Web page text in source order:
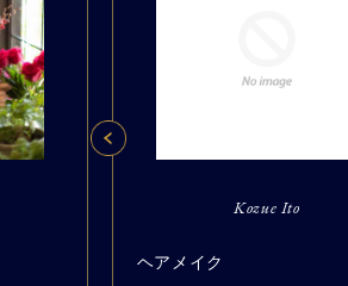
Kozue Ito
ヘアメイク